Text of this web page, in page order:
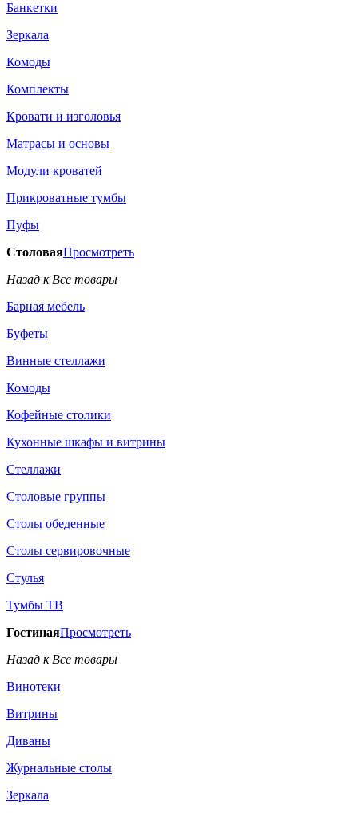
Банкетки
Зеркала
Комоды
Комплекты
Кровати и изголовья
Матрасы и основы
Модули кроватей
Прикроватные тумбы
Пуфы
СтоловаяПросмотреть
Назад к Все товары
Барная мебель
Буфеты
Винные стеллажи
Комоды
Кофейные столики
Кухонные шкафы и витрины
Стеллажи
Столовые группы
Столы обеденные
Столы сервировочные
Стулья
Тумбы ТВ
ГостинаяПросмотреть
Назад к Все товары
Винотеки
Витрины
Диваны
Журнальные столы
Зеркала